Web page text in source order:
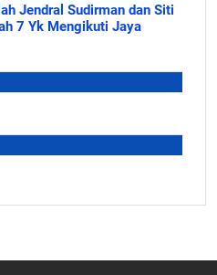
Jendral Sudirman dan Siti
7 Yk Mengikuti Jaya